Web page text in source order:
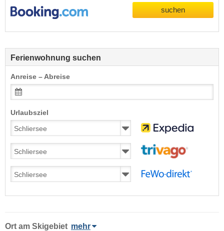
suchen
Ferienwohnung suchen
Anreise – Abreise
Urlaubsziel
Ort am Skigebiet mehr